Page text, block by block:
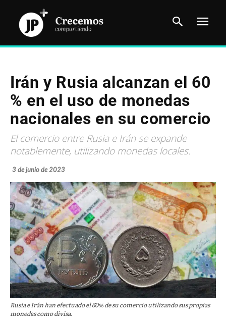
Irán y Rusia alcanzan el 60
% en el uso de monedas
nacionales en su comercio
El comercio entre Rusia e Irán se expande
notablemente, utilizando monedas locales.
3 de junio de 2023
Rusia e Irán han efectuado el 60% de su comercio utilizando sus propias
monedas como divisa.